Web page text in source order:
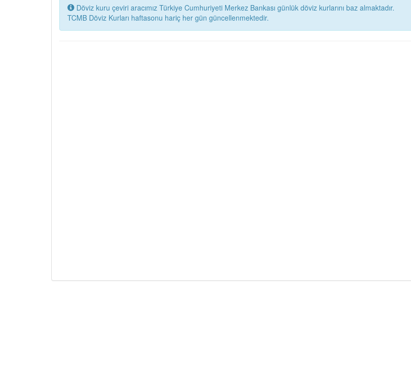
Döviz kuru çeviri aracımız Türkiye Cumhuriyeti Merkez Bankası günlük döviz kurlarını baz almaktadır.
TCMB Döviz Kurları haftasonu hariç her gün güncellenmektedir.